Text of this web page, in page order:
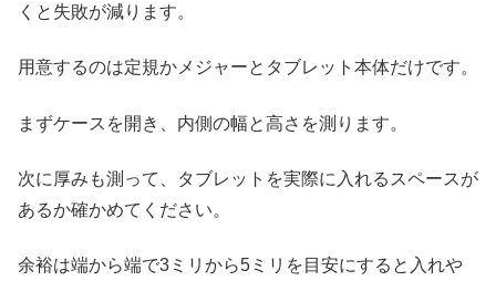
くと失敗が減ります。
用意するのは定規かメジャーとタブレット本体だけです。
まずケースを開き、内側の幅と高さを測ります。
次に厚みも測って、タブレットを実際に入れるスペースが
あるか確かめてください。
余裕は端から端で3ミリから5ミリを目安にすると入れや